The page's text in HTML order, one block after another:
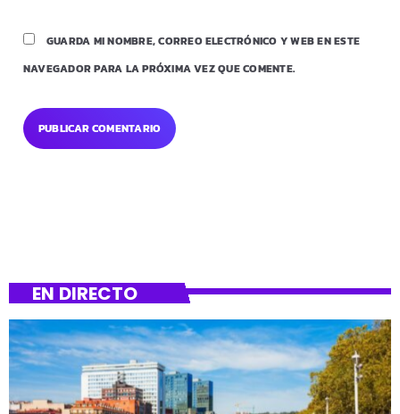
GUARDA MI NOMBRE, CORREO ELECTRÓNICO Y WEB EN ESTE
NAVEGADOR PARA LA PRÓXIMA VEZ QUE COMENTE.
EN DIRECTO